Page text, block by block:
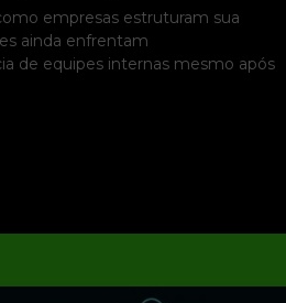
empresas estruturam sua
ainda enfrentam
de equipes internas mesmo após